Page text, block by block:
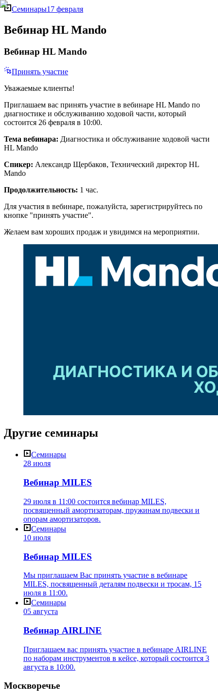
Семинары17 февраля
Вебинар HL Mando
Вебинар HL Mando
Принять участие
Уважаемые клиенты!
Приглашаем вас принять участие в вебинаре HL Mando по
диагностике и обслуживанию ходовой части, который
состоится 26 февраля в 10:00.
Тема вебинара: Диагностика и обслуживание ходовой части
HL Mando
Спикер: Александр Щербаков, Технический директор HL
Mando
Продолжительность: 1 час.
Для участия в вебинаре, пожалуйста, зарегистрируйтесь по
кнопке "принять участие".
Желаем вам хороших продаж и увидимся на мероприятии.
Другие семинары
Семинары
28 июля
Вебинар MILES
29 июля в 11:00 состоится вебинар MILES,
посвященный амортизаторам, пружинам подвески и
опорам амортизаторов.
Семинары
10 июля
Вебинар MILES
Мы приглашаем Вас принять участие в вебинаре
MILES, посвященный деталям подвески и тросам, 15
июля в 11:00.
Семинары
05 августа
Вебинар AIRLINE
Приглашаем вас принять участие в вебинаре AIRLINE
по наборам инструментов в кейсе, который состоится 3
августа в 10:00.
Москворечье